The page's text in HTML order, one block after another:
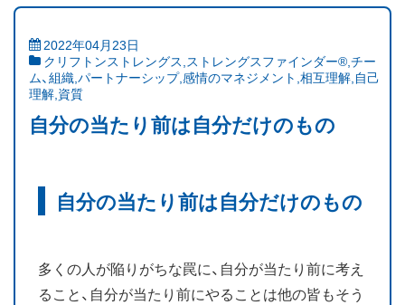
クリフトンストレングス®（ストレングスファインダー®）
ストレングスコーチング／セミナー
お客様の声
ブログ
2022年04月23日
クリフトンストレングス,ストレングスファインダー®,チー
ム、組織,パートナーシップ,感情のマネジメント ,相互理解,自己
理解,資質
自分の当たり前は自分だけのもの
自分の当たり前は自分だけのもの
多くの人が陥りがちな罠に、自分が当たり前に考え
ること、自分が当たり前にやることは他の皆もそう